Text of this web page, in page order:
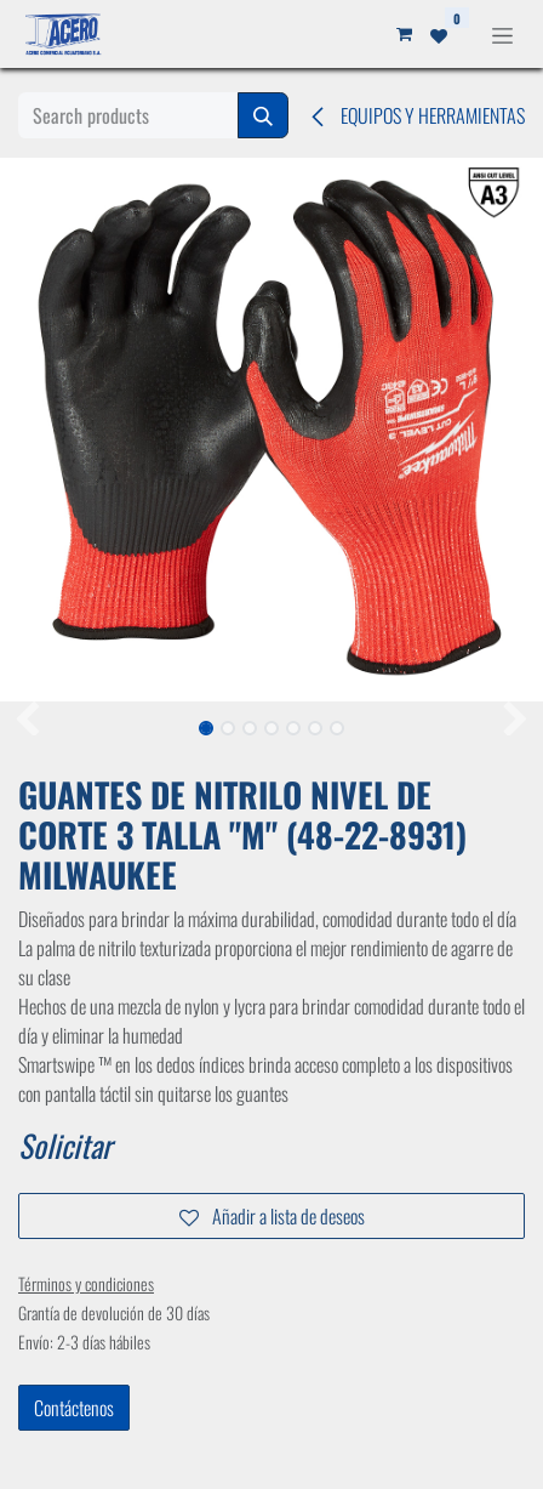
Ir al contenido 0
EQUIPOS Y HERRAMIENTAS
GUANTES DE NITRILO NIVEL DE
CORTE 3 TALLA "M" (48-22-8931)
MILWAUKEE
Diseñados para brindar la máxima durabilidad, comodidad durante todo el día
La palma de nitrilo texturizada proporciona el mejor rendimiento de agarre de
su clase
Hechos de una mezcla de nylon y lycra para brindar comodidad durante todo el
día y eliminar la humedad
Smartswipe ™ en los dedos índices brinda acceso completo a los dispositivos
con pantalla táctil sin quitarse los guantes
Solicitar
Añadir a lista de deseos
Términos y condiciones
Grantía de devolución de 30 días
Envío: 2-3 días hábiles
Contáctenos